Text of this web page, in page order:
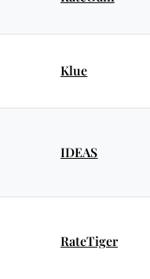
Klue
IDEAS
RateTiger